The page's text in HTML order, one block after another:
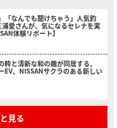
「なんでも聞けちゃう」人気釣
愛さんが、気になるセレナを実
体験リポート】
と清新な和の趣が同居する、
EV、NISSANサクラのある新しい
見る